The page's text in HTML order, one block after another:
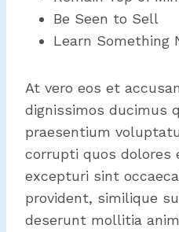
Be Seen to Sell
Learn Something
At vero eos et
dignissimos ducimus
praesentium
corrupti quos dolores
excepturi sint
provident, similique
deserunt mollitia